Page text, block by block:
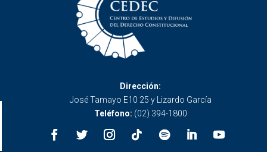
Dirección:
José Tamayo E10 25 y Lizardo García
Teléfono: (02) 394-1800